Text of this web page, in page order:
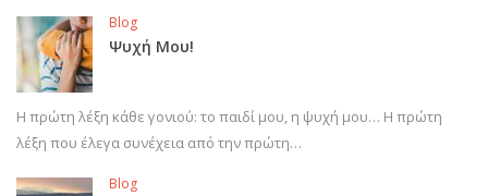
Blog
Ψυχή Μου!
Η πρώτη λέξη κάθε γονιού: το παιδί μου, η ψυχή μου… Η πρώτη
λέξη που έλεγα συνέχεια από την πρώτη…
Blog